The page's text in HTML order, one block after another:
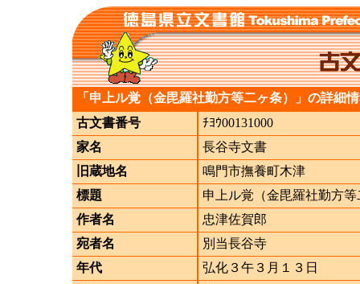
「申上ル覚（金毘羅社勤方等二ヶ条）」の詳細
古文書番号
ﾁﾖｳ00131000
家名
長谷寺文書
旧蔵地名
鳴門市撫養町木津
標題
申上ル覚（金毘羅社勤方
作者名
忠津佐賀郎
宛者名
別当長谷寺
年代
弘化３午３月１３日